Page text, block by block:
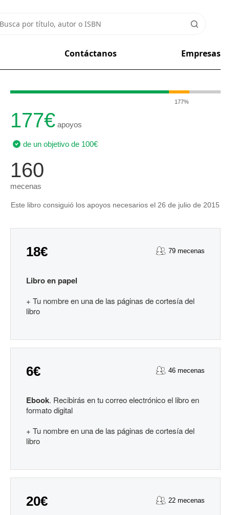
Contáctanos Empresas
177%
177€ apoyos
de un objetivo de 100€
160
mecenas
Este libro consiguió los apoyos necesarios el 26 de julio de 2015
18€ 79 mecenas
Libro en papel
+ Tu nombre en una de las páginas de cortesía del
libro
6€ 46 mecenas
Ebook. Recibirás en tu correo electrónico el libro en
formato digital
+ Tu nombre en una de las páginas de cortesía del
libro
20€ 22 mecenas